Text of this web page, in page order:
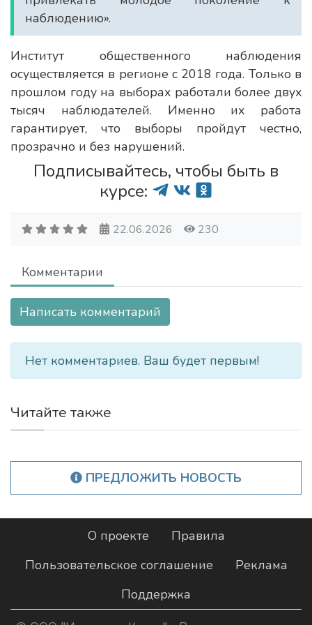
наблюдению».
Институт общественного наблюдения
осуществляется в регионе с 2018 года. Только в
прошлом году на выборах работали более двух
тысяч наблюдателей. Именно их работа
гарантирует, что выборы пройдут честно,
прозрачно и без нарушений.
Подписывайтесь, чтобы быть в
курсе:
22.06.2026 230
Комментарии
Написать комментарий
Нет комментариев. Ваш будет первым!
Читайте также
ПРЕДЛОЖИТЬ НОВОСТЬ
О проекте
Правила
Пользовательское соглашение
Реклама
Поддержка